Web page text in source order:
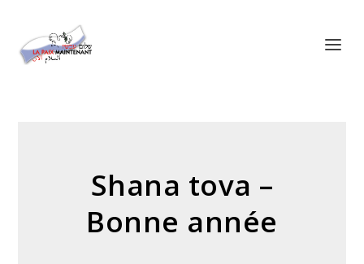
Shana tova –
Bonne année